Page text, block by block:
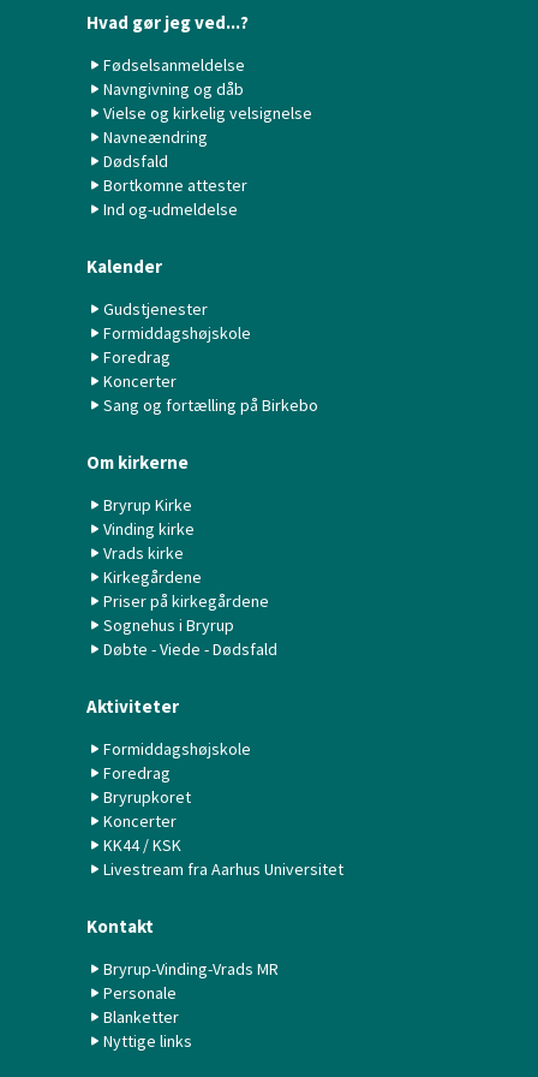
Hvad gør jeg ved...?
Fødselsanmeldelse
Navngivning og dåb
Vielse og kirkelig velsignelse
Navneændring
Dødsfald
Bortkomne attester
Ind og-udmeldelse
Kalender
Gudstjenester
Formiddagshøjskole
Foredrag
Koncerter
Sang og fortælling på Birkebo
Om kirkerne
Bryrup Kirke
Vinding kirke
Vrads kirke
Kirkegårdene
Priser på kirkegårdene
Sognehus i Bryrup
Døbte - Viede - Dødsfald
Aktiviteter
Formiddagshøjskole
Foredrag
Bryrupkoret
Koncerter
KK44 / KSK
Livestream fra Aarhus Universitet
Kontakt
Bryrup-Vinding-Vrads MR
Personale
Blanketter
Nyttige links